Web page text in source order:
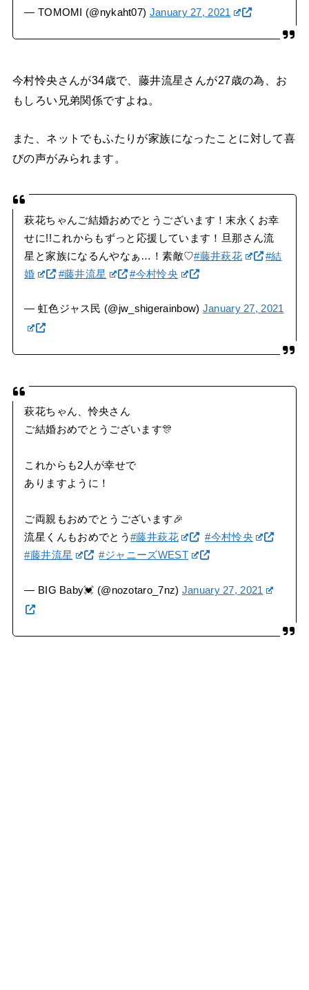
— TOMOMI (@nykaht07) January 27, 2021
今村怜央さんが34歳で、藤井流星さんが27歳の為、お
もしろい兄弟関係ですよね。
また、ネットでもふたりが家族になったことに対して喜
びの声がみられます。
萩花ちゃんご結婚おめでとうございます！末永くお幸
せに!!これからもずっと応援しています！旦那さん流
星と家族になるんやなぁ…！素敵♡#藤井萩花
#結
婚
#藤井流星 #今村怜央
— 虹色ジャス民 (@jw_shigerainbow) January 27, 2021
萩花ちゃん、怜央さん
ご結婚おめでとうございます🎊
これからも2人が幸せで
ありますように！
ご両親もおめでとうございます🎉
流星くんもおめでとう#藤井萩花
#今村怜央
#藤井流星
#ジャニーズWEST
— BIG Baby💓 (@nozotaro_7nz) January 27, 2021